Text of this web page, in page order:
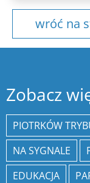
wróć na
Zobacz
PIOTRKÓW
NA SYGNALE
EDUKACJA